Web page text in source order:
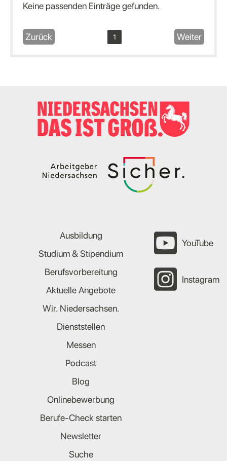
Keine passenden Einträge gefunden.
Zurück 1 Weiter
Ausbildung
Studium & Stipendium
Berufsvorbereitung
Aktuelle Angebote
Wir. Niedersachsen.
Dienststellen
Messen
Podcast
Blog
Onlinebewerbung
Berufe-Check starten
Newsletter
Suche
YouTube
Instagram